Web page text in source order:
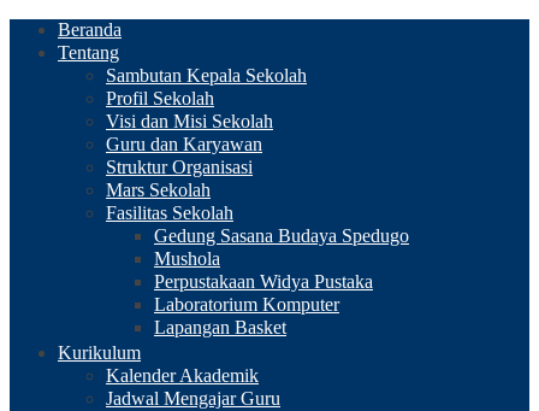
Beranda
Tentang
Sambutan Kepala Sekolah
Profil Sekolah
Visi dan Misi Sekolah
Guru dan Karyawan
Struktur Organisasi
Mars Sekolah
Fasilitas Sekolah
Gedung Sasana Budaya Spedugo
Mushola
Perpustakaan Widya Pustaka
Laboratorium Komputer
Lapangan Basket
Kurikulum
Kalender Akademik
Jadwal Mengajar Guru